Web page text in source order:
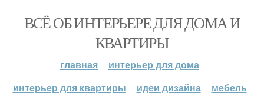
ВСЁ ОБ ИНТЕРЬЕРЕ ДЛЯ ДОМА И
КВАРТИРЫ
главная
интерьер для дома
интерьер для квартиры
идеи дизайна мебель